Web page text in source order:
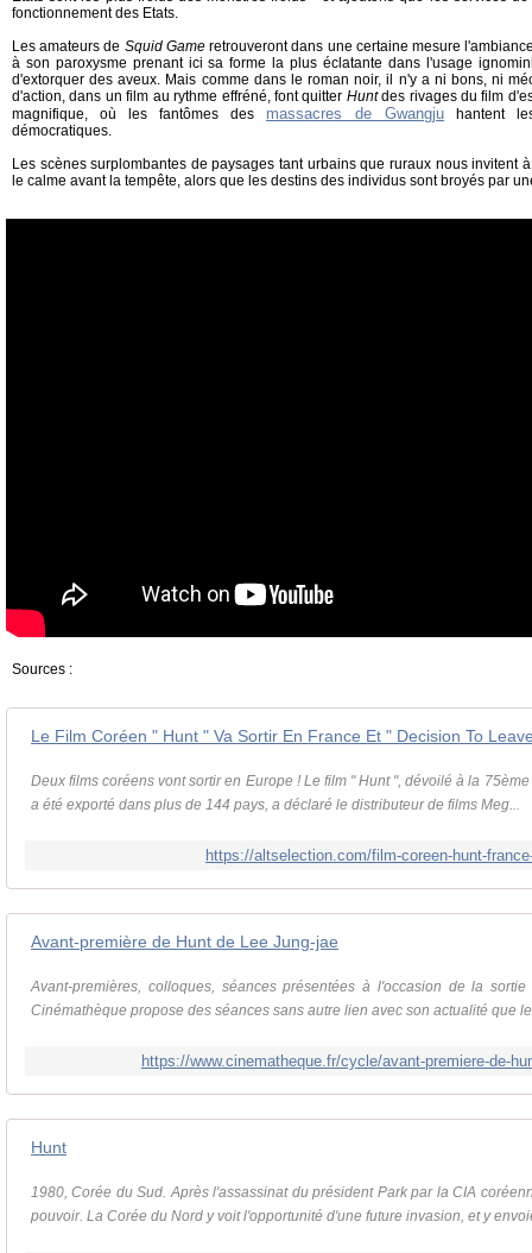
fonctionnement des Etats.
Les amateurs de Squid Gameretrouveront dans une certaine mesure
à son paroxysme prenant ici sa forme la plus éclatante dans l'usage
d'extorquer des aveux. Mais comme dans le roman noir, il n'y a ni bons, ni
d'action, dans un film au rythme effréné, font quitter Huntdes rivages du film
magnifique, où les fantômes des massacres de Gwangju hantent
démocratiques.
Les scènes surplombantes de paysages tant urbains que ruraux nous invitent
le calme avant la tempête, alors que les destins des individus sont broyés par
Sources :
Le Film Coréen " Hunt " Va Sortir En France Et " Decision To
Deux films coréens vont sortir en Europe ! Le film " Hunt ", dévoilé à la
a été exporté dans plus de 144 pays, a déclaré le distributeur de films Meg...
https://altselection.com/film-coreen-hunt-
Avant-première de Hunt de Lee Jung-jae
Avant-premières, colloques, séances présentées à l'occasion de la
Cinémathèque propose des séances sans autre lien avec son actualité que
https://www.cinematheque.fr/cycle/avant-premiere-de-
Hunt
1980, Corée du Sud. Après l'assassinat du président Park par la CIA
pouvoir. La Corée du Nord y voit l'opportunité d'une future invasion, et y